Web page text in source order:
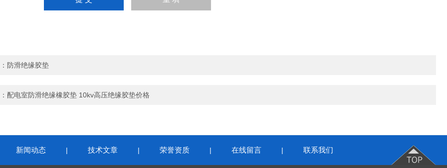
防滑绝缘胶垫
配电室防滑绝缘橡胶垫 10kv高压绝缘胶垫价格
新闻动态 | 技术文章 | 荣誉资质 | 在线留言 | 联系我们